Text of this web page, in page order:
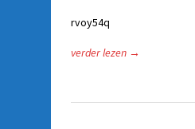
rvoy54q
verder lezen →